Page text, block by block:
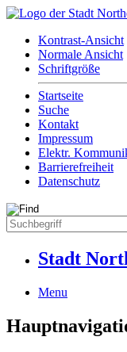
Kontrast-Ansicht
Normale Ansicht
Schriftgröße
Startseite
Suche
Kontakt
Impressum
Elektr.
Barrierefreiheit
Datenschutz
Stadt
Menu